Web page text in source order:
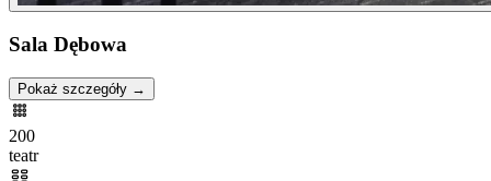
Sala Dębowa
Pokaż szczegóły →
200
teatr